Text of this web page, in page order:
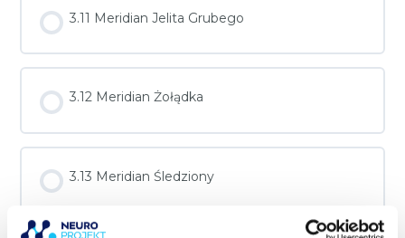
3.11 Meridian Jelita Grubego
3.12 Meridian Żołądka
3.13 Meridian Śledziony